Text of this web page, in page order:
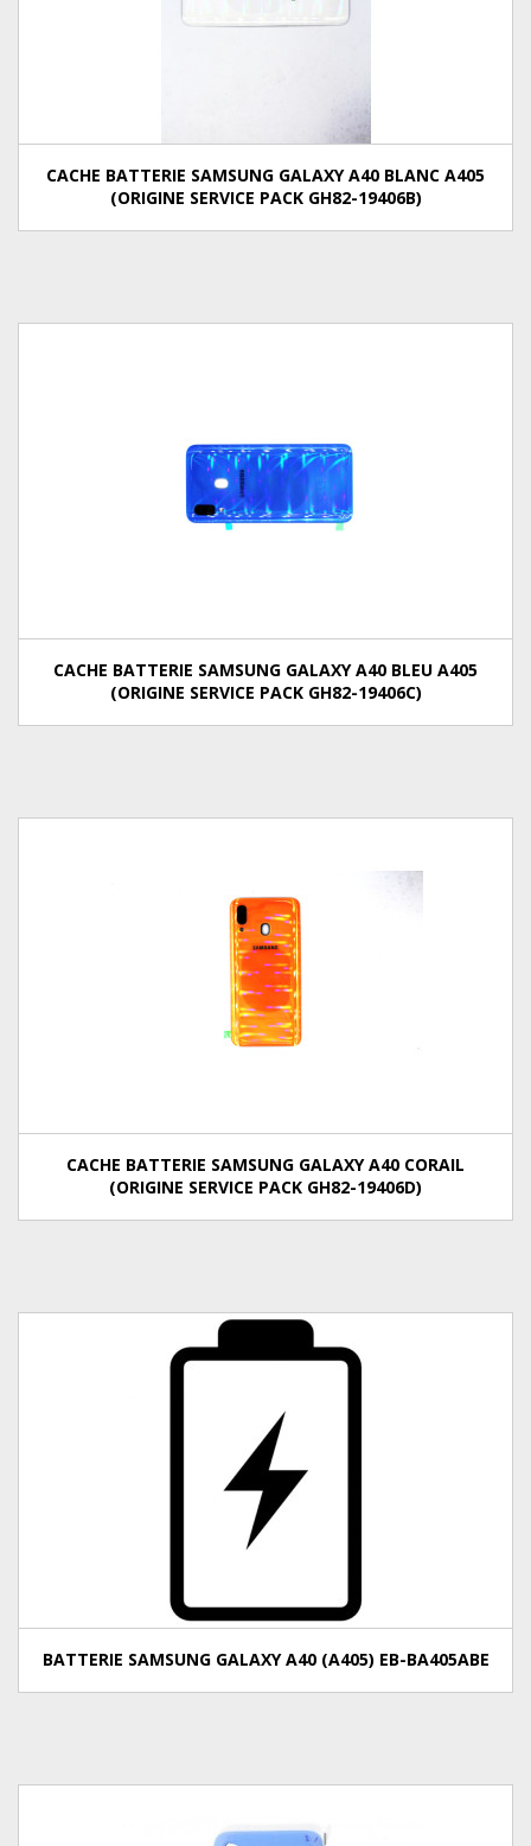
CACHE BATTERIE SAMSUNG GALAXY A40 BLANC A405
(ORIGINE SERVICE PACK GH82-19406B)
CACHE BATTERIE SAMSUNG GALAXY A40 BLEU A405
(ORIGINE SERVICE PACK GH82-19406C)
CACHE BATTERIE SAMSUNG GALAXY A40 CORAIL
(ORIGINE SERVICE PACK GH82-19406D)
BATTERIE SAMSUNG GALAXY A40 (A405) EB-BA405ABE